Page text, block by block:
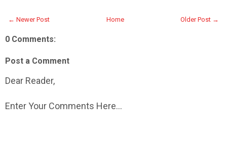
← Newer Post Older Post →
Home
0 Comments:
Post a Comment
Dear Reader,
Enter Your Comments Here...